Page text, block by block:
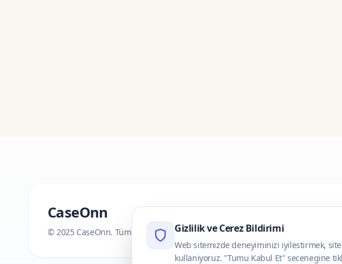
CaseOnn
© 2025 CaseOnn. Tüm hakları saklıdır.Gizlilik ve Cerez Bildirimi
Web sitemizde deneyiminizi iyilestirmek,
kullaniyoruz. "Tumu Kabul Et" secenegine